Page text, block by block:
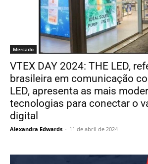
Mercado
VTEX DAY 2024: THE LED,
brasileira em comunicação
LED, apresenta as mais
tecnologias para conectar o
digital
Alexandra Edwards - 11 de abril de 2024